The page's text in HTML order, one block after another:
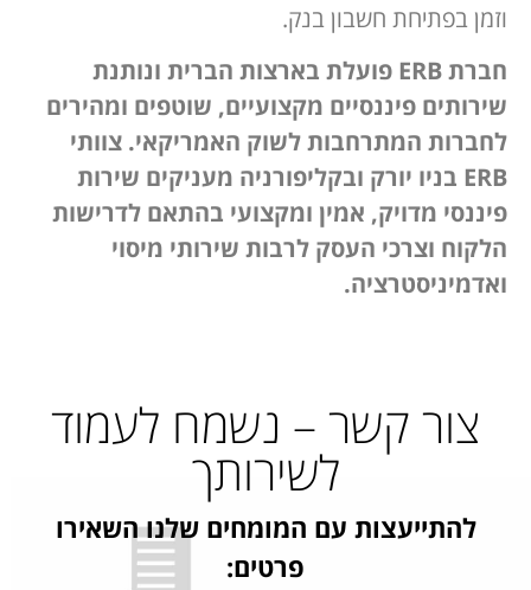
וזמן בפתיחת חשבון בנק.
חברת ERB פועלת בארצות הברית ונותנת
שירותים פיננסיים מקצועיים, שוטפים ומהירים
לחברות המתרחבות לשוק האמריקאי. צוותי
ERB בניו יורק ובקליפורניה מעניקים שירות
פיננסי מדויק, אמין ומקצועי בהתאם לדרישות
הלקוח וצרכי העסק לרבות שירותי מיסוי
ואדמיניסטרציה.
צור קשר – נשמח לעמוד
לשירותך
להתייעצות עם המומחים שלנו השאירו
פרטים: